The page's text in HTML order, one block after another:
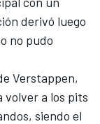
derivó luego
no pudo
Verstappen,
volver a los pits
siendo el